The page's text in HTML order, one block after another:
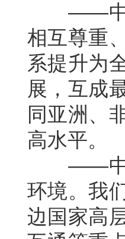
——中国
相互尊重
系提升为
展，互成
同亚洲、
高水平。
——中国
环境。我
边国家高